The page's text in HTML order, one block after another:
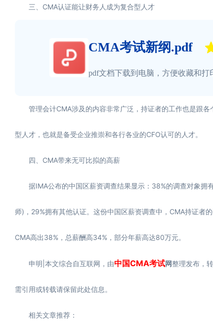
三、CMA认证能让财务人成为复合型人才
CMA考试新纲.pdf
pdf文档下载到电脑，方便收藏和打
管理会计CMA涉及的内容非常广泛，持证者的工作也是跟各
型人才，也就是备受企业推崇和各行各业的CFO认可的人才。
四、CMA带来无可比拟的高薪
据IMA公布的中国区薪资调查结果显示：38%的调查对象拥
师)，29%拥有其他认证。这份中国区薪资调查中，CMA持证者
CMA高出38%，总薪酬高34%，部分年薪高达80万元。
申明|本文综合自互联网，由中国CMA考试网整理发布，
需引用或转载请保留此处信息。
相关文章推荐：